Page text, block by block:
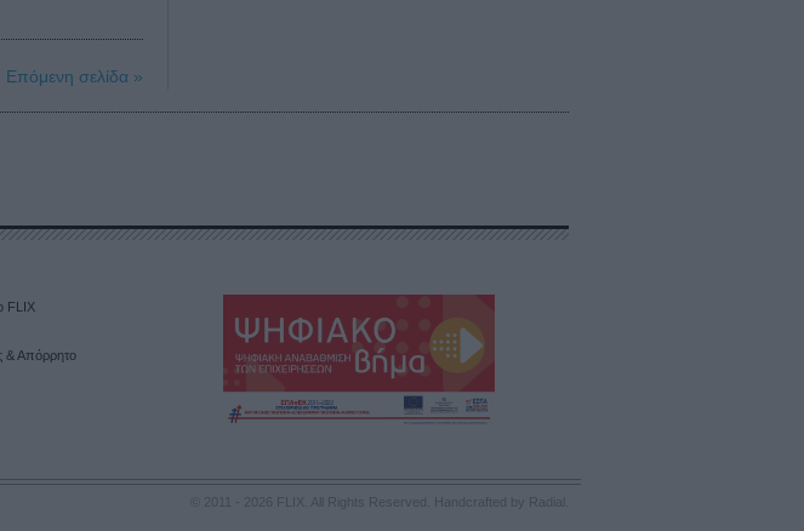
Επόμενη σελίδα »
FLIX
& Απόρρητο
© 2011 - 2026 FLIX. All Rights Reserved. Handcrafted by Radial